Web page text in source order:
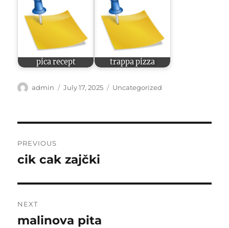
pica recept trappa pizza
Author
admin
Posted
July 17, 2025 Categories
Uncategorized
navigation
PREVIOUS
Previous
cik cak zajčki
NEXT
Next
malinova pita